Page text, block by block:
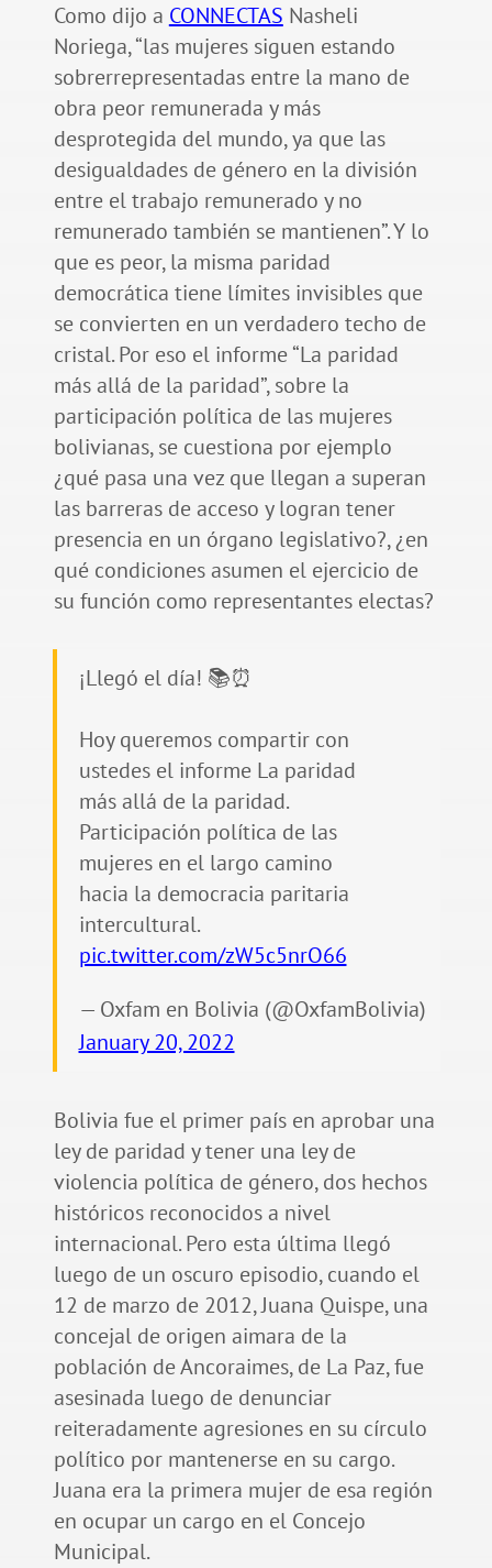
Como dijo a CONNECTAS Nasheli
Noriega, “las mujeres siguen estando
sobrerrepresentadas entre la mano de
obra peor remunerada y más
desprotegida del mundo, ya que las
desigualdades de género en la división
entre el trabajo remunerado y no
remunerado también se mantienen”. Y lo
que es peor, la misma paridad
democrática tiene límites invisibles que
se convierten en un verdadero techo de
cristal. Por eso el informe “La paridad
más allá de la paridad”, sobre la
participación política de las mujeres
bolivianas, se cuestiona por ejemplo
¿qué pasa una vez que llegan a superan
las barreras de acceso y logran tener
presencia en un órgano legislativo?, ¿en
qué condiciones asumen el ejercicio de
su función como representantes electas?
¡Llegó el día! 📚⏰
Hoy queremos compartir con
ustedes el informe La paridad
más allá de la paridad.
Participación política de las
mujeres en el largo camino
hacia la democracia paritaria
intercultural.
pic.twitter.com/zW5c5nrO66
— Oxfam en Bolivia (@OxfamBolivia)
January 20, 2022
Bolivia fue el primer país en aprobar una
ley de paridad y tener una ley de
violencia política de género, dos hechos
históricos reconocidos a nivel
internacional. Pero esta última llegó
luego de un oscuro episodio, cuando el
12 de marzo de 2012, Juana Quispe, una
concejal de origen aimara de la
población de Ancoraimes, de La Paz, fue
asesinada luego de denunciar
reiteradamente agresiones en su círculo
político por mantenerse en su cargo.
Juana era la primera mujer de esa región
en ocupar un cargo en el Concejo
Municipal.